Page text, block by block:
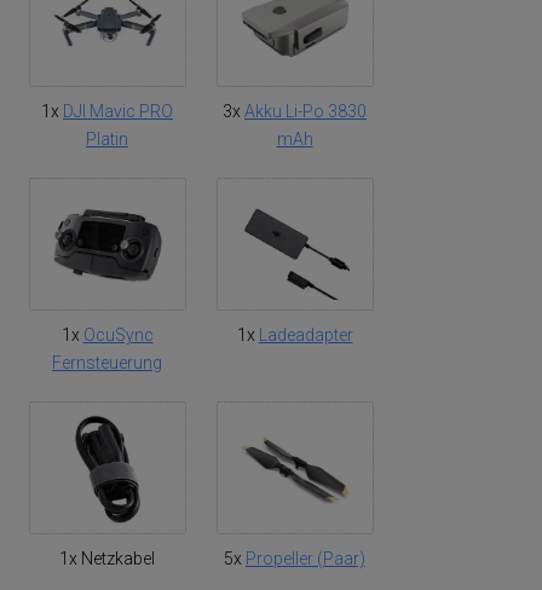
1x DJI Mavic PRO
Platin
3x Akku Li-Po 3830
mAh
1x OcuSync
Fernsteuerung
1x Ladeadapter
1x Netzkabel 5x Propeller (Paar)